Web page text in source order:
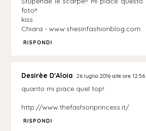
foto!!
kiss
Chiara - www.shesinfashionblog.com
RISPONDI
Desirèe D'Aloia 26 luglio 2016 alle ore 12:56
quanto mi piace quel top!
http://www.thefashionprincess.it/
RISPONDI